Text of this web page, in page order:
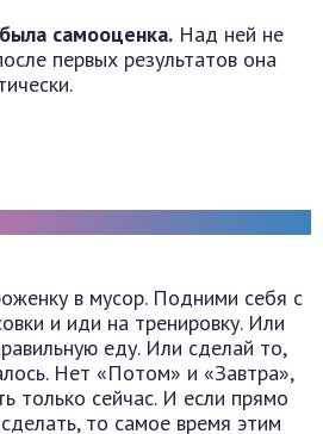
самооценка. Над ней не
первых результатов она
в мусор. Подними себя с
и иди на тренировку. Или
еду. Или сделай то,
Нет «Потом» и «Завтра»,
только сейчас. И если прямо
то самое время этим